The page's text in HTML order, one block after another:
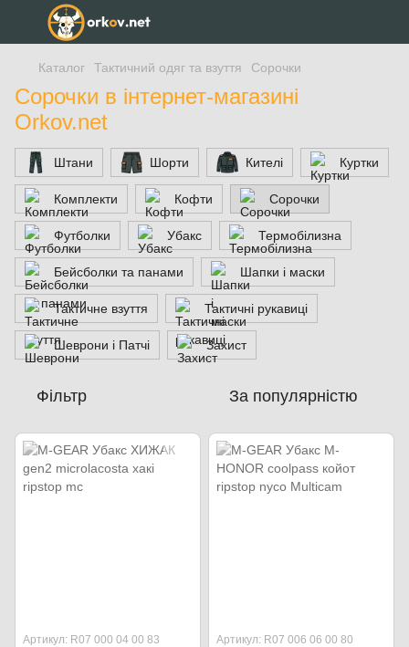
Каталог Тактичний одяг та взуття Сорочки
Сорочки в інтернет-магазині
Orkov.net
Штани Шорти Кителі Куртки
Комплекти Кофти Сорочки
Футболки Убакс Термобілизна
Бейсболки та панами Шапки і маски
Тактичне взуття Тактичні рукавиці
Шеврони і Патчі Захист
Фільтр За популярністю
Артикул: R07 000 04 00 83 Артикул: R07 006 06 00 80